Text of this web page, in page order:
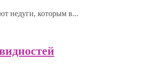
недуги, которым в...